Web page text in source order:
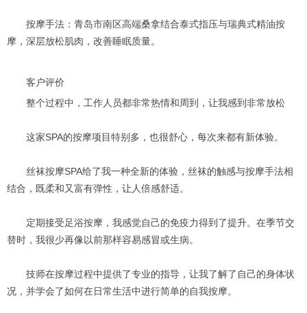
按摩手法：青岛市南区高端桑拿结合泰式指压与瑞典式精油按
摩，深层放松肌肉，改善睡眠质量。
客户评价
整个过程中，工作人员都非常热情和周到，让我感到非常放松
这家SPA的按摩项目特别多，也很舒心，每次来都有新体验。
丝袜按摩SPA给了我一种全新的体验，丝袜的触感与按摩手法相
结合，既柔和又富有弹性，让人倍感舒适。
定期接受足浴按摩，我感觉自己的免疫力得到了提升。在季节交
替时，我很少再像以前那样容易感冒或生病。
技师在按摩过程中提供了专业的指导，让我了解了自己的身体状
况，并学会了如何在日常生活中进行简单的自我按摩。